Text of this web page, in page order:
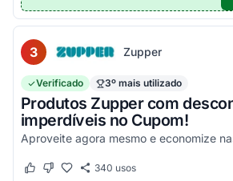
3 Zupper
Verificado 3º mais utilizado
Produtos Zupper com
imperdíveis no Cupom!
Aproveite agora mesmo e economize
Este cupom funcionou
Este cupom não funcionou
340 usos